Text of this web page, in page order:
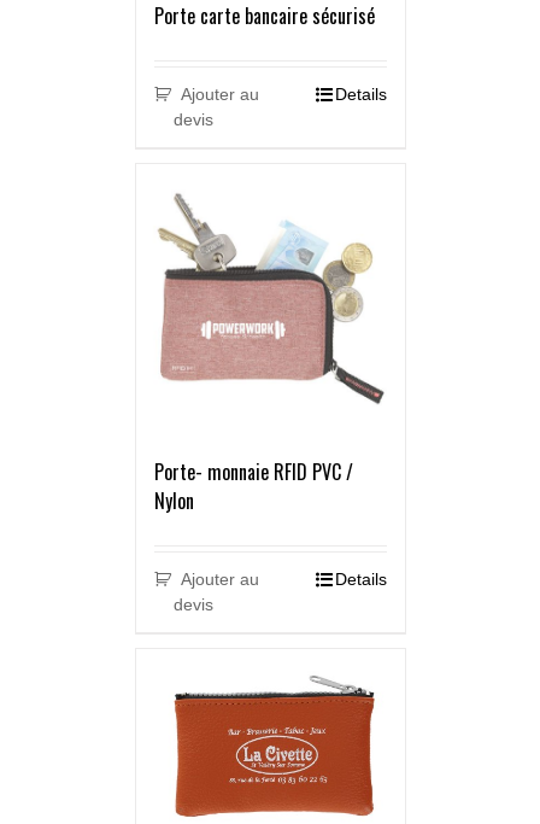
Porte carte bancaire sécurisé
Ajouter au
devis
Details
Porte- monnaie RFID PVC /
Nylon
Ajouter au
devis
Details